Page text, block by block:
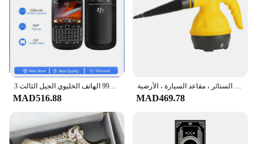
بلاك بيري 9900 مجدد-الأصلي بلاك بيري 9900 الهاتف الخليوي الجيل الثالث 3G QWERTY + شاشة تعمل باللمس 2.8 'واي فاي لتحديد المواقع 5.0MP 8GB ROM بلاك بيري
MAD516.88
منظف بالبخار يدوي متعدد الأغراض ، مضغوط مع إكسسوارات مكونة من 9 قطع ، مثالي لإزالة البقع ، الستائر ، مقاعد السيارة ، الأرضية
MAD469.78